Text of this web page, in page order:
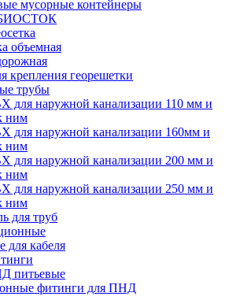
мусорные контейнеры
объемная
крепления георешетки
трубы
для наружной канализации 110 мм и
ним
для наружной канализации 160мм и
ним
для наружной канализации 200 мм и
ним
для наружной канализации 250 мм и
ним
для труб
для кабеля
питьевые
фитинги для ПНД